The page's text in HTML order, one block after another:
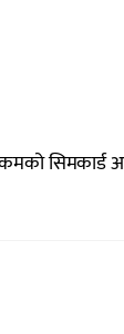
सिमकार्ड